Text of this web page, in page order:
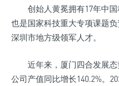
创始人黄冕拥有17年中
也是国家科技重大专项课题负
深圳市地方级领军人才。
近年来，厦门四合发展
公司产值同比增长140.2%。